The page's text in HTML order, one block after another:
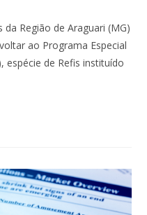
Região de Araguari (MG)
ao Programa Especial
espécie de Refis instituído